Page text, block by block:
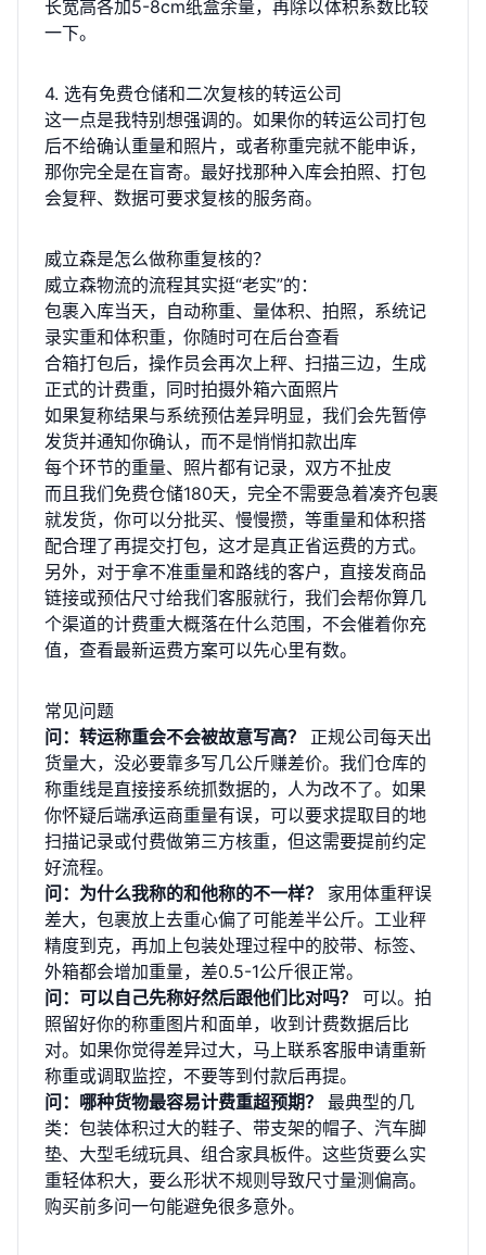
长宽高各加5-8cm纸盒余量，再除以体积系数比较
一下。
4. 选有免费仓储和二次复核的转运公司
这一点是我特别想强调的。如果你的转运公司打包
后不给确认重量和照片，或者称重完就不能申诉，
那你完全是在盲寄。最好找那种入库会拍照、打包
会复秤、数据可要求复核的服务商。
威立森是怎么做称重复核的？
威立森物流的流程其实挺“老实”的：
包裹入库当天，自动称重、量体积、拍照，系统记
录实重和体积重，你随时可在后台查看
合箱打包后，操作员会再次上秤、扫描三边，生成
正式的计费重，同时拍摄外箱六面照片
如果复称结果与系统预估差异明显，我们会先暂停
发货并通知你确认，而不是悄悄扣款出库
每个环节的重量、照片都有记录，双方不扯皮
而且我们免费仓储180天，完全不需要急着凑齐包裹
就发货，你可以分批买、慢慢攒，等重量和体积搭
配合理了再提交打包，这才是真正省运费的方式。
另外，对于拿不准重量和路线的客户，直接发商品
链接或预估尺寸给我们客服就行，我们会帮你算几
个渠道的计费重大概落在什么范围，不会催着你充
值， 查看最新运费方案可以先心里有数。
常见问题
问：转运称重会不会被故意写高？
正规公司每天出
货量大，没必要靠多写几公斤赚差价。我们仓库的
称重线是直接接系统抓数据的，人为改不了。如果
你怀疑后端承运商重量有误，可以要求提取目的地
扫描记录或付费做第三方核重，但这需要提前约定
好流程。
问：为什么我称的和他称的不一样？
家用体重秤误
差大，包裹放上去重心偏了可能差半公斤。工业秤
精度到克，再加上包装处理过程中的胶带、标签、
外箱都会增加重量，差0.5-1公斤很正常。
问：可以自己先称好然后跟他们比对吗？
可以。拍
照留好你的称重图片和面单，收到计费数据后比
对。如果你觉得差异过大，马上联系客服申请重新
称重或调取监控，不要等到付款后再提。
问：哪种货物最容易计费重超预期？
最典型的几
类：包装体积过大的鞋子、带支架的帽子、汽车脚
垫、大型毛绒玩具、组合家具板件。这些货要么实
重轻体积大，要么形状不规则导致尺寸量测偏高。
购买前多问一句能避免很多意外。